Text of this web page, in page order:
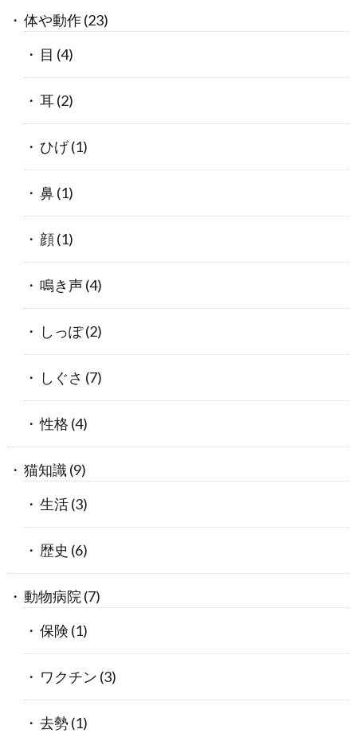
体や動作(23)
目 (4)
耳(2)
ひげ(1)
鼻(1)
顔(1)
鳴き声(4)
しっぽ(2)
しぐさ (7)
性格 (4)
猫知識(9)
生活(3)
歴史 (6)
動物病院(7)
保険 (1)
ワクチン (3)
去勢 (1)